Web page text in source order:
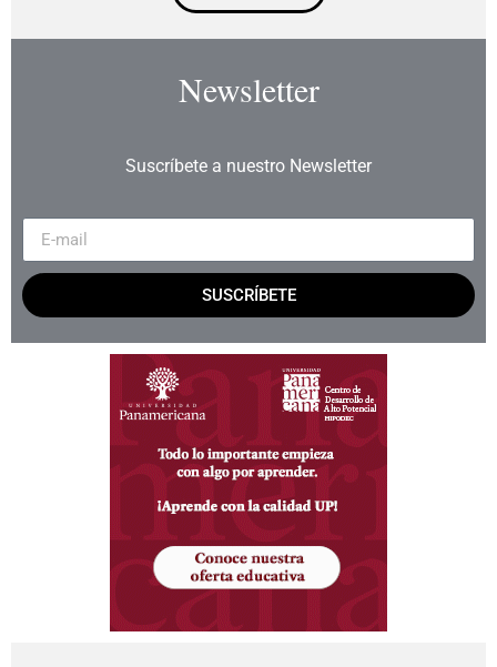
Newsletter
Suscríbete a nuestro Newsletter
SUSCRÍBETE